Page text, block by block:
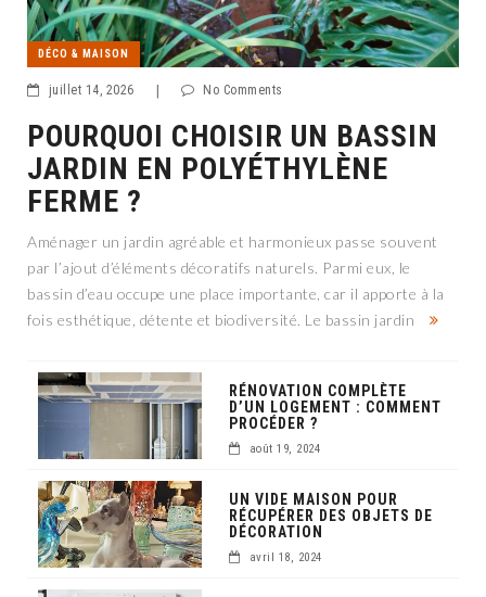
DÉCO & MAISON
juillet 14, 2026 No Comments
POURQUOI CHOISIR UN BASSIN
JARDIN EN POLYÉTHYLÈNE
FERME ?
Aménager un jardin agréable et harmonieux passe souvent
par l’ajout d’éléments décoratifs naturels. Parmi eux, le
bassin d’eau occupe une place importante, car il apporte à la
fois esthétique, détente et biodiversité. Le bassin jardin
RÉNOVATION COMPLÈTE
D’UN LOGEMENT : COMMENT
PROCÉDER ?
août 19, 2024
UN VIDE MAISON POUR
RÉCUPÉRER DES OBJETS DE
DÉCORATION
avril 18, 2024